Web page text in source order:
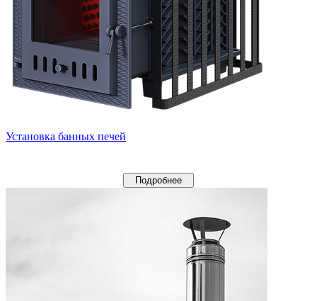
Установка банных печей
Подробнее